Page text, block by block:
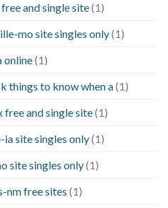
and single site(1)
mo site singles only(1)
online(1)
things to know when a(1)
and single site(1)
site singles only(1)
site singles only(1)
nm free sites (1)